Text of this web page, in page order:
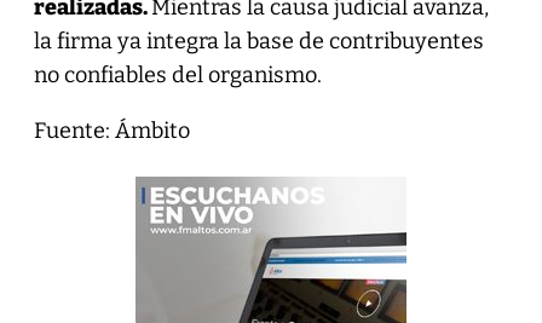
realizadas.Mientras la causa judicial avanza,
la firma ya integra la base de contribuyentes
no confiables del organismo.
Fuente: Ámbito